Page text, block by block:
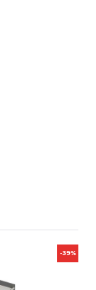
-39%